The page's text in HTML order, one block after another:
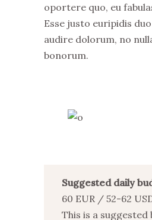
oportere quo, eu
Esse justo euripidis
audire dolorum, no
bonorum.
Suggested daily
60 EUR / 52-62
This is a suggested